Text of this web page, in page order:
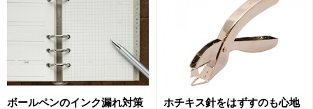
ボールペンのインク漏れ対策
ホチキス針をはずすのも心地